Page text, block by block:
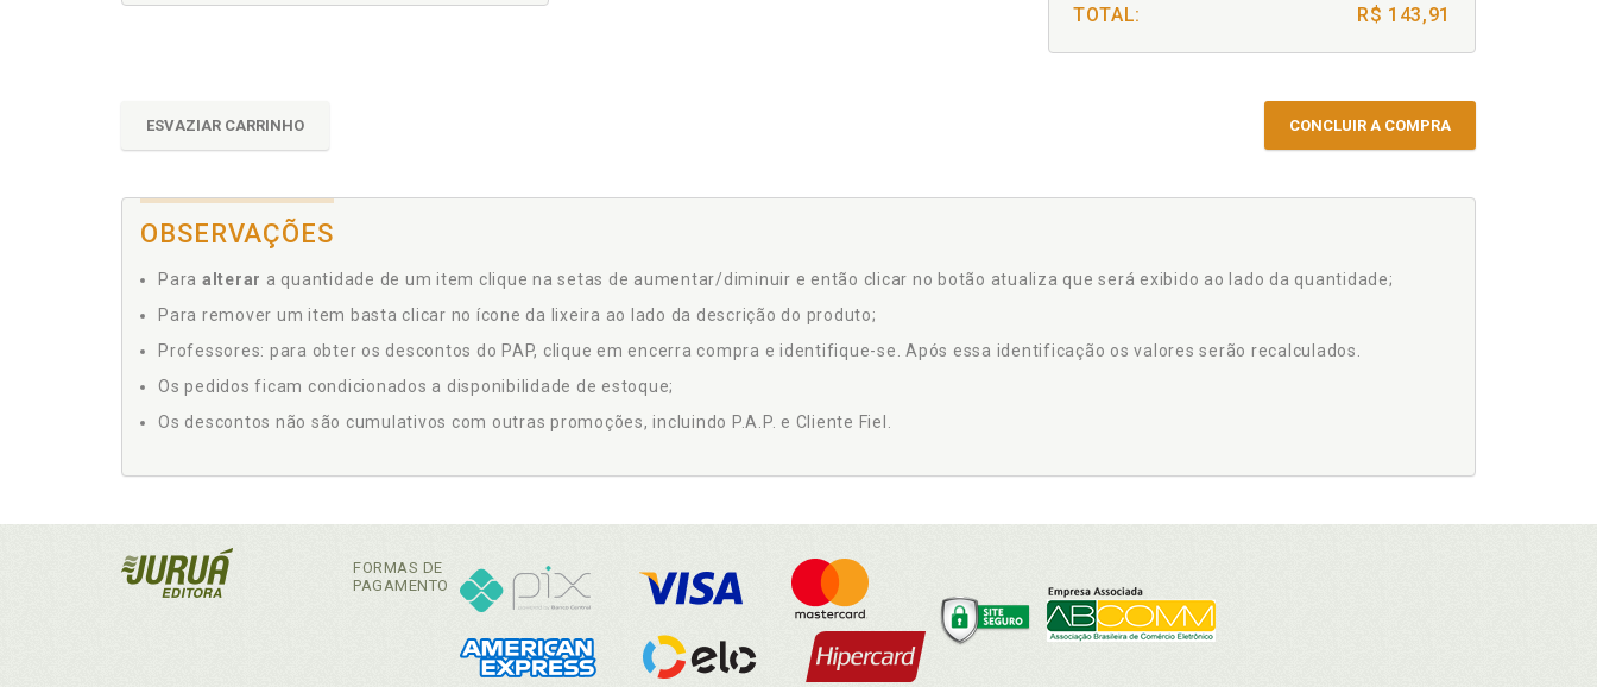
TOTAL: R$ 143,91
ESVAZIAR CARRINHO CONCLUIR A COMPRA
OBSERVAÇÕES
Para alterar a quantidade de um item clique na setas de aumentar/diminuir e então clicar no botão atualiza que será exibido ao lado da quantidade;
Para remover um item basta clicar no ícone da lixeira ao lado da descrição do produto;
Professores: para obter os descontos do PAP, clique em encerra compra e identifique-se. Após essa identificação os valores serão recalculados.
Os pedidos ficam condicionados a disponibilidade de estoque;
Os descontos não são cumulativos com outras promoções, incluindo P.A.P. e Cliente Fiel.
FORMAS DE
PAGAMENTO